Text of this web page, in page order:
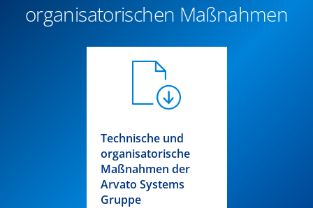
organisatorischen Maßnahmen
Technische und
organisatorische
Maßnahmen der
Arvato Systems
Gruppe